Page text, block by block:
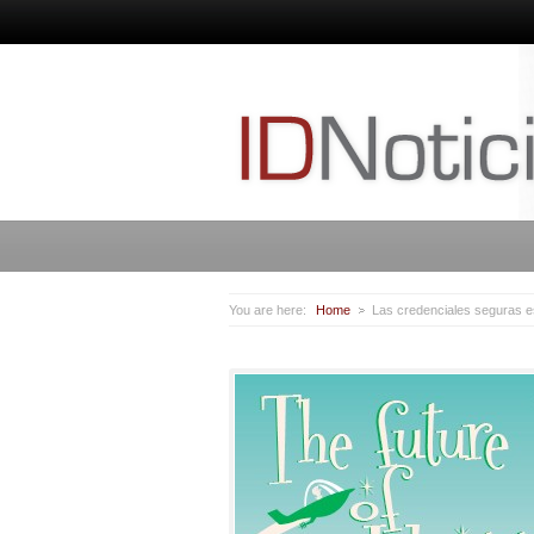
You are here: Home Las credenciales seguras